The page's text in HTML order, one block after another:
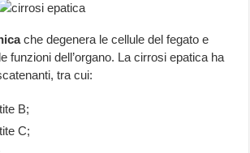
che degenera le cellule del fegato e
funzioni dell’organo. La cirrosi epatica ha
tra cui:
B;
C;